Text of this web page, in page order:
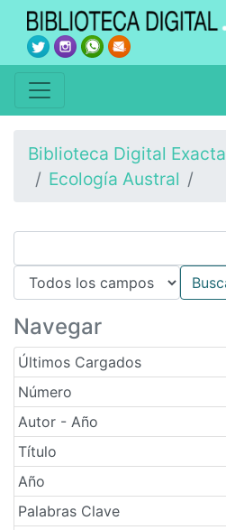
Biblioteca Digital
Ecología Austral
Navegar
Últimos Cargados
Número
Autor - Año
Título
Año
Palabras Clave